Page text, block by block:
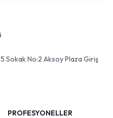
Sokak No:2 Aksoy Plaza Giriş
PROFESYONELLER